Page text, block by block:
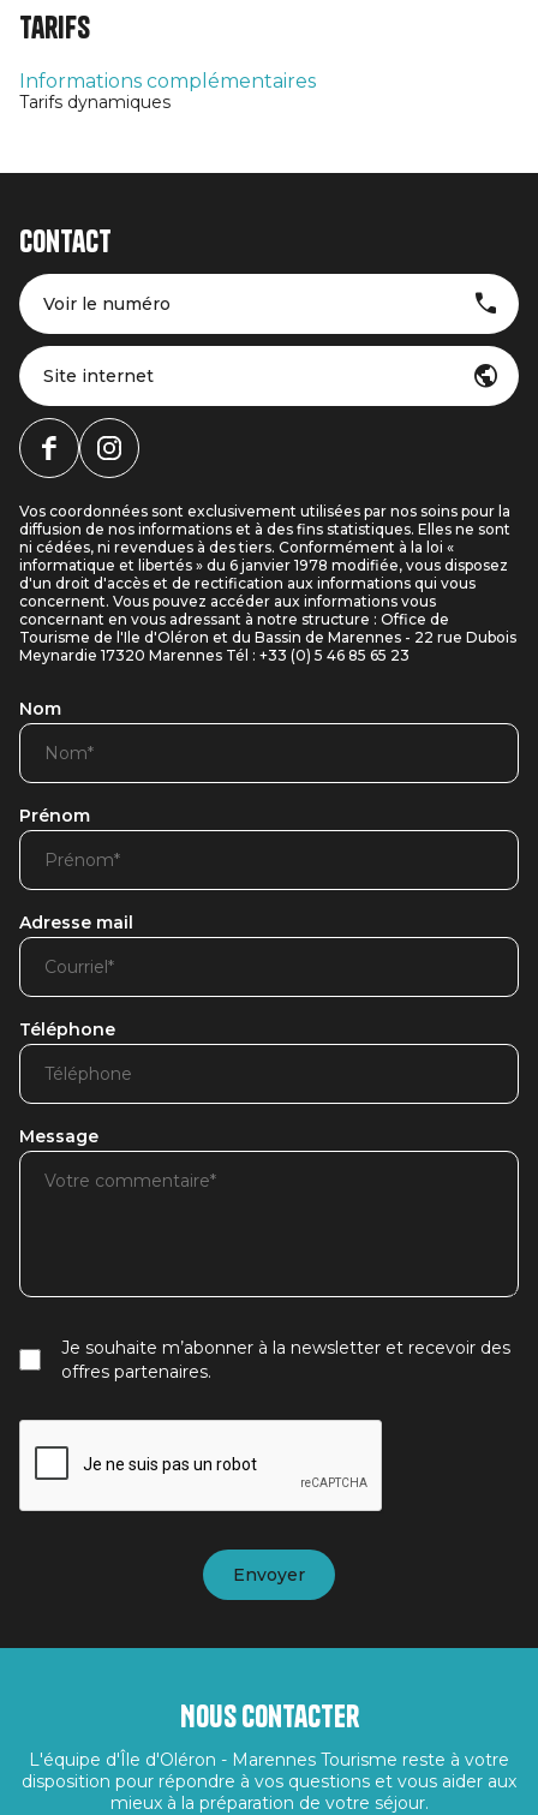
Tarifs
Informations complémentaires
Tarifs dynamiques
Contact
Voir le numéro
Site internet
Vos coordonnées sont exclusivement utilisées par nos soins pour la
diffusion de nos informations et à des fins statistiques. Elles ne sont
ni cédées, ni revendues à des tiers. Conformément à la loi «
informatique et libertés » du 6 janvier 1978 modifiée, vous disposez
d'un droit d'accès et de rectification aux informations qui vous
concernent. Vous pouvez accéder aux informations vous
concernant en vous adressant à notre structure : Office de
Tourisme de l'Ile d'Oléron et du Bassin de Marennes - 22 rue Dubois
Meynardie 17320 Marennes Tél : +33 (0) 5 46 85 65 23
Nom
Prénom
Adresse mail
Téléphone
Message
Je souhaite m’abonner à la newsletter et recevoir des
offres partenaires.
Nous contacter
L'équipe d'Île d'Oléron - Marennes Tourisme reste à votre
disposition pour répondre à vos questions et vous aider aux
mieux à la préparation de votre séjour.